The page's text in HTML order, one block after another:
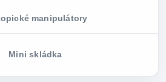
manipulátory
Mini skládka